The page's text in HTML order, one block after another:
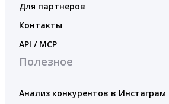
Для партнеров
Контакты
API / MCP
Полезное
Анализ конкурентов в Инстаграм